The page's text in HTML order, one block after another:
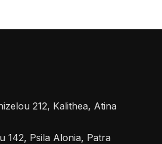
212, Kalithea, Atina
142, Psila Alonia, Patra